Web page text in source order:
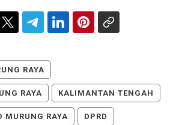
RAYA
RAYA KALIMANTAN TENGAH
MURUNG RAYA DPRD